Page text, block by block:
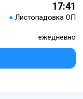
17:41
● Листопадовка ОП
ежедневно